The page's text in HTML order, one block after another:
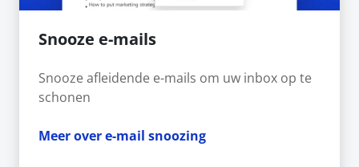
Snooze e-mails
Snooze afleidende e-mails om uw inbox op te
schonen
Meer over e-mail snoozing